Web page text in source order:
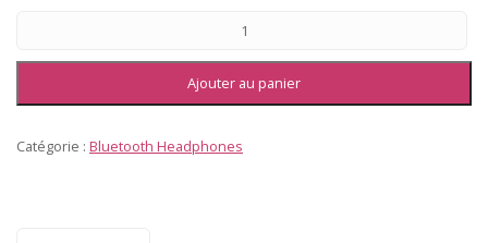
Ajouter au panier
Catégorie : Bluetooth Headphones